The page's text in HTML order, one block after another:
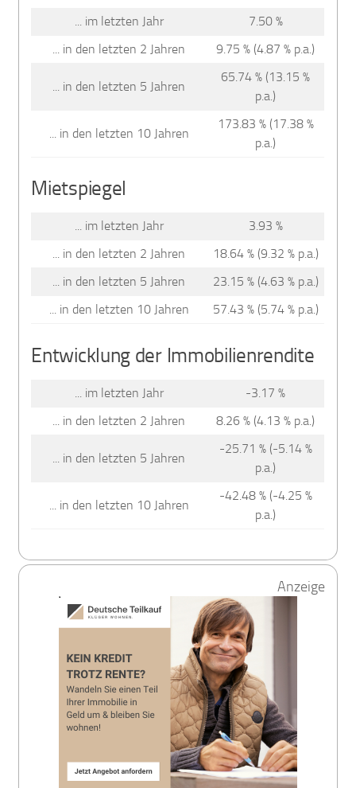
... im letzten Jahr
7.50 %
... in den letzten 2 Jahren
9.75 % (4.87 % p.a.)
... in den letzten 5 Jahren
65.74 % (13.15 %
p.a.)
... in den letzten 10 Jahren
173.83 % (17.38 %
p.a.)
Mietspiegel
... im letzten Jahr
3.93 %
... in den letzten 2 Jahren
18.64 % (9.32 % p.a.)
... in den letzten 5 Jahren
23.15 % (4.63 % p.a.)
... in den letzten 10 Jahren
57.43 % (5.74 % p.a.)
Entwicklung der Immobilienrendite
... im letzten Jahr
-3.17 %
... in den letzten 2 Jahren
8.26 % (4.13 % p.a.)
... in den letzten 5 Jahren
-25.71 % (-5.14 %
p.a.)
... in den letzten 10 Jahren
-42.48 % (-4.25 %
p.a.)
Anzeige